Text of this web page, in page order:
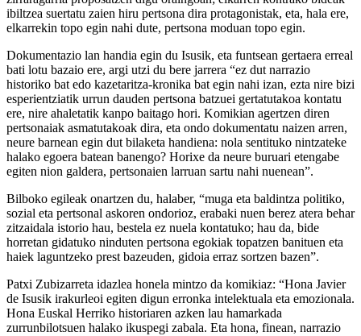
ibiltzea suertatu zaien hiru pertsona dira protagonistak, eta, hala ere,
elkarrekin topo egin nahi dute, pertsona moduan topo egin.
Dokumentazio lan handia egin du Isusik, eta funtsean gertaera erreal
bati lotu bazaio ere, argi utzi du bere jarrera “ez dut narrazio
historiko bat edo kazetaritza-kronika bat egin nahi izan, ezta nire bizi
esperientziatik urrun dauden pertsona batzuei gertatutakoa kontatu
ere, nire ahaletatik kanpo baitago hori. Komikian agertzen diren
pertsonaiak asmatutakoak dira, eta ondo dokumentatu naizen arren,
neure barnean egin dut bilaketa handiena: nola sentituko nintzateke
halako egoera batean banengo? Horixe da neure buruari etengabe
egiten nion galdera, pertsonaien larruan sartu nahi nuenean”.
Bilboko egileak onartzen du, halaber, “muga eta baldintza politiko,
sozial eta pertsonal askoren ondorioz, erabaki nuen berez atera behar
zitzaidala istorio hau, bestela ez nuela kontatuko; hau da, bide
horretan gidatuko ninduten pertsona egokiak topatzen banituen eta
haiek laguntzeko prest bazeuden, gidoia erraz sortzen bazen”.
Patxi Zubizarreta idazlea honela mintzo da komikiaz: “Hona Javier
de Isusik irakurleoi egiten digun erronka intelektuala eta emozionala.
Hona Euskal Herriko historiaren azken lau hamarkada
zurrunbilotsuen halako ikuspegi zabala. Eta hona, finean, narrazio